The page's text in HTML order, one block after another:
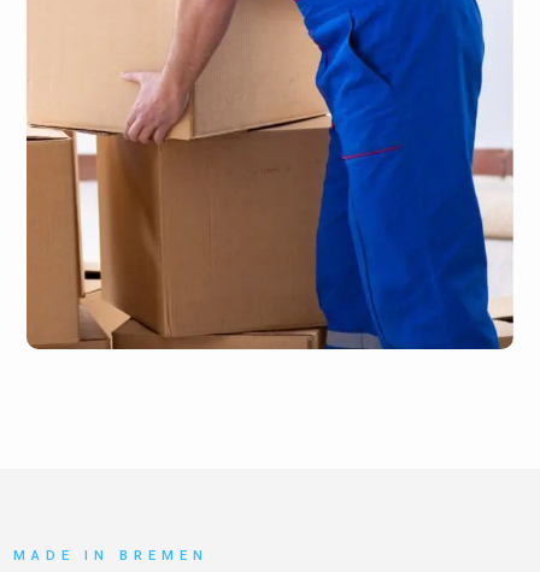
MADE IN BREMEN